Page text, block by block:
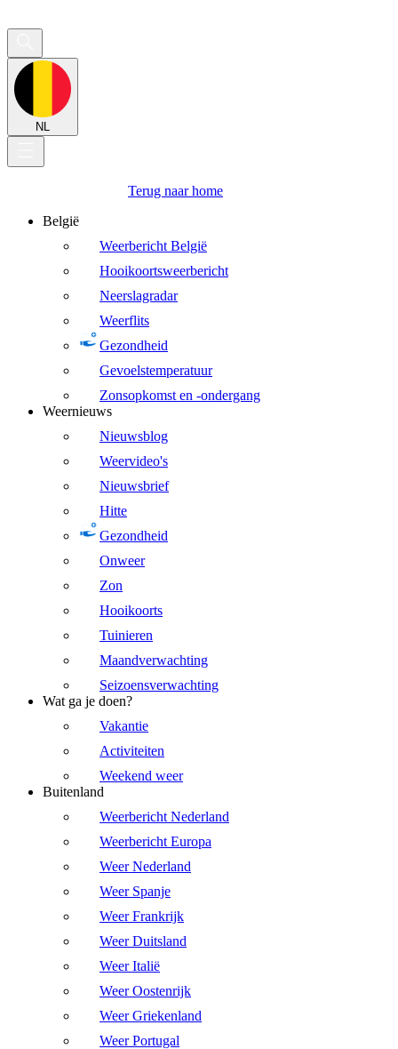
NL
Terug naar home
België
Weerbericht België
Hooikoortsweerbericht
Neerslagradar
Weerflits
Gezondheid
Gevoelstemperatuur
Zonsopkomst en -ondergang
Weernieuws
Nieuwsblog
Weervideo's
Nieuwsbrief
Hitte
Gezondheid
Onweer
Zon
Hooikoorts
Tuinieren
Maandverwachting
Seizoensverwachting
Wat ga je doen?
Vakantie
Activiteiten
Weekend weer
Buitenland
Weerbericht Nederland
Weerbericht Europa
Weer Nederland
Weer Spanje
Weer Frankrijk
Weer Duitsland
Weer Italië
Weer Oostenrijk
Weer Griekenland
Weer Portugal